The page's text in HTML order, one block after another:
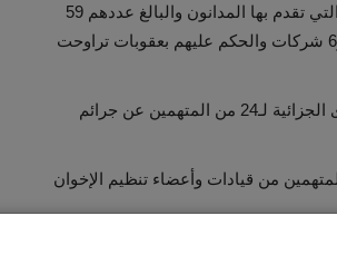
الاتحادية الاستئنافية دائرة أمن الدولة في القضية المقيدة برقم 452 لسنة 2023 والتي تقدم بها المدانون والبالغ عددهم 59
والقاضي بإدانة 53 متهما من قيادات وأعضاء تنظيم الإخوان المسلمين الإرهابي، و6 شركات والحكم عليهم بعقوبات تراوحت
وفي الطعن المقدم من النائب العام في شق من الحكم والمتعلق بانقضاء الدعوى الجزائية لـ24 من المتهمين عن جرائم
من قيادات وأعضاء تنظيم الإخوان